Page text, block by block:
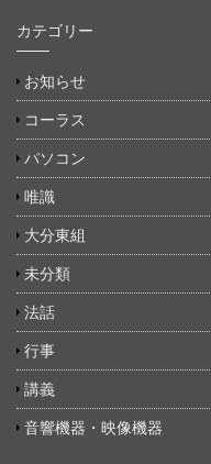
カテゴリー
お知らせ
コーラス
パソコン
唯識
大分東組
未分類
法話
行事
講義
音響機器・映像機器